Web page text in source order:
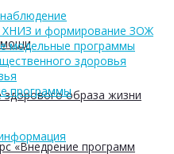
образа жизни
«Внедрение программ
ХНИЗ и формирование ЗОЖ
модельные программы
здоровья
программы